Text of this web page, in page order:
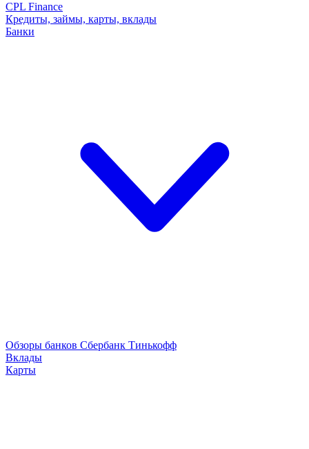
CPL Finance
Кредиты, займы, карты, вклады
Банки
Обзоры банков Сбербанк Тинькофф
Вклады
Карты